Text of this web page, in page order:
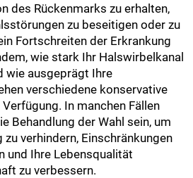
des Rückenmarks zu erhalten,
zu beseitigen oder zu
Fortschreiten der Erkrankung
wie stark Ihr Halswirbelkanal
wie ausgeprägt Ihre
verschiedene konservative
In manchen Fällen
Behandlung der Wahl sein, um
verhindern, Einschränkungen
und Ihre Lebensqualität
zu verbessern.